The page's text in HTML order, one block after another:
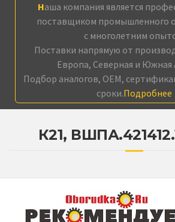
Наша компания является профессиональным
поставщиком промышленного
с многолетним
Поставки напрямую от
Европа, Северная и Южная
Подбор аналогов, OEM,
сроки.Подробнее
К21,